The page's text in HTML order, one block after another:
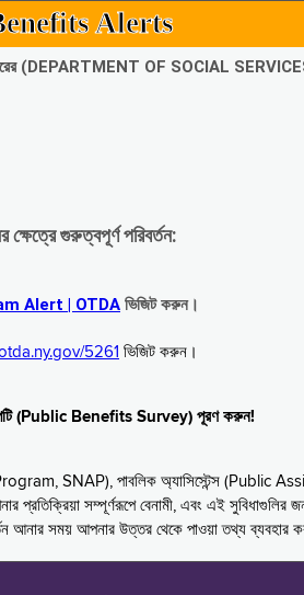
Alerts
দপ্তরের (DEPARTMENT OF SOCIAL
গুরুত্বপূর্ণ পরিবর্তন:
Alert | OTDA ভিজিট করুন।
5261 ভিজিট করুন।
জরিপটি (Public Benefits Survey) পূরণ করুন!
SNAP), পাবলিক অ্যাসিস্টেন্স (Public
সম্পূর্ণরূপে বেনামী, এবং এই সুবিধাগুলির
আনার সময় আপনার উত্তর থেকে পাওয়া তথ্য ব্যবহার